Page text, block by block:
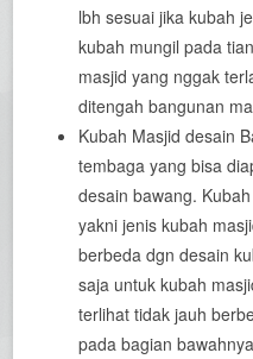
lbh sesuai jika kubah
kubah mungil pada
masjid yang nggak
ditengah bangunan
Kubah Masjid desain
tembaga yang bisa
desain bawang.
yakni jenis kubah
berbeda dgn desain
saja untuk kubah
terlihat tidak jauh
pada bagian